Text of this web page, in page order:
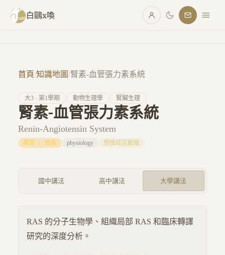
跳至主要內容
白鷗x喚
首頁/知識地圖/腎素-血管張力素系統
大3 · 第1學期 動物生理學 腎臟生理
腎素-血管張力素系統
Renin-Angiotensin System
難度 3 · 進階 physiology 想做成互動版
國中講法 高中講法 大學講法
RAS 的分子生物學、組織局部 RAS 和臨床轉譯
研究的深度分析。